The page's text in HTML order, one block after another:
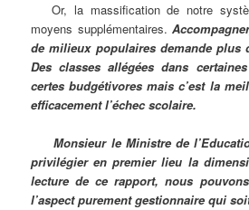
Or, la massification de notre
moyens supplémentaires.
de milieux populaires demande plus
Des classes allégées dans
certes budgétivores mais c’est la
efficacement l’échec scolaire.
Monsieur le Ministre de
privilégier en premier lieu la
lecture de ce rapport, nous
l’aspect purement gestionnaire qui